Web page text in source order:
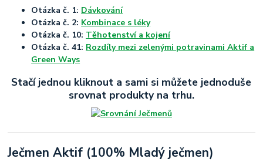
Otázka č. 1: Dávkování
Otázka č. 2: Kombinace s léky
Otázka č. 10: Těhotenství a kojení
Otázka č. 41: Rozdíly mezi zelenými potravinami Aktif a
Green Ways
Stačí jednou kliknout a sami si můžete jednoduše
srovnat produkty na trhu.
Ječmen Aktif (100% Mladý ječmen)